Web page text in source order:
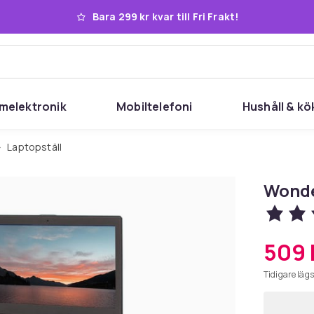
Bara 299 kr kvar till Fri Frakt!
Mobiltelefoni Hushåll &
Laptopställ
509
Tidigare